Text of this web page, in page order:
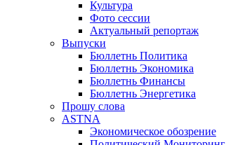
Культура
Фото сессии
Актуальный репортаж
Выпуски
Бюллетнь Политика
Бюллетнь Экономика
Бюллетнь Финансы
Бюллетнь Энергетика
Прошу слова
ASTNA
Экономическое обозрение